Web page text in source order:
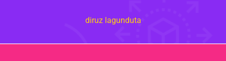
diruz lagunduta